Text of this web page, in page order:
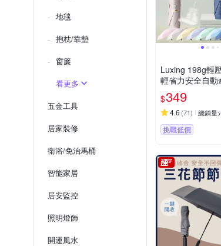
地毯
抱枕/靠墊
窗簾
看更多
五金工具
居家裝修
衛浴/免治馬桶
智能家居
居安監控
照明燈飾
開運風水
Luxing 198g輕
輕省力安全自動
+黑膠防曬陽傘
傘口袋傘 迷你輕
$349
4.6 (71) 總銷量
挑戰低價